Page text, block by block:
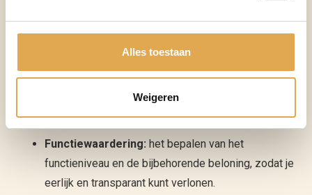
Alles toestaan
Weigeren
taken, verantwoordelijkheden en bevoegdheden
Functieprofiel:hierin staat welke kennis, ervaring
en competenties nodig zijn om de functie goed uit
te voeren.
Functiewaardering: het bepalen van het
functieniveau en de bijbehorende beloning, zodat je
eerlijk en transparant kunt verlonen.